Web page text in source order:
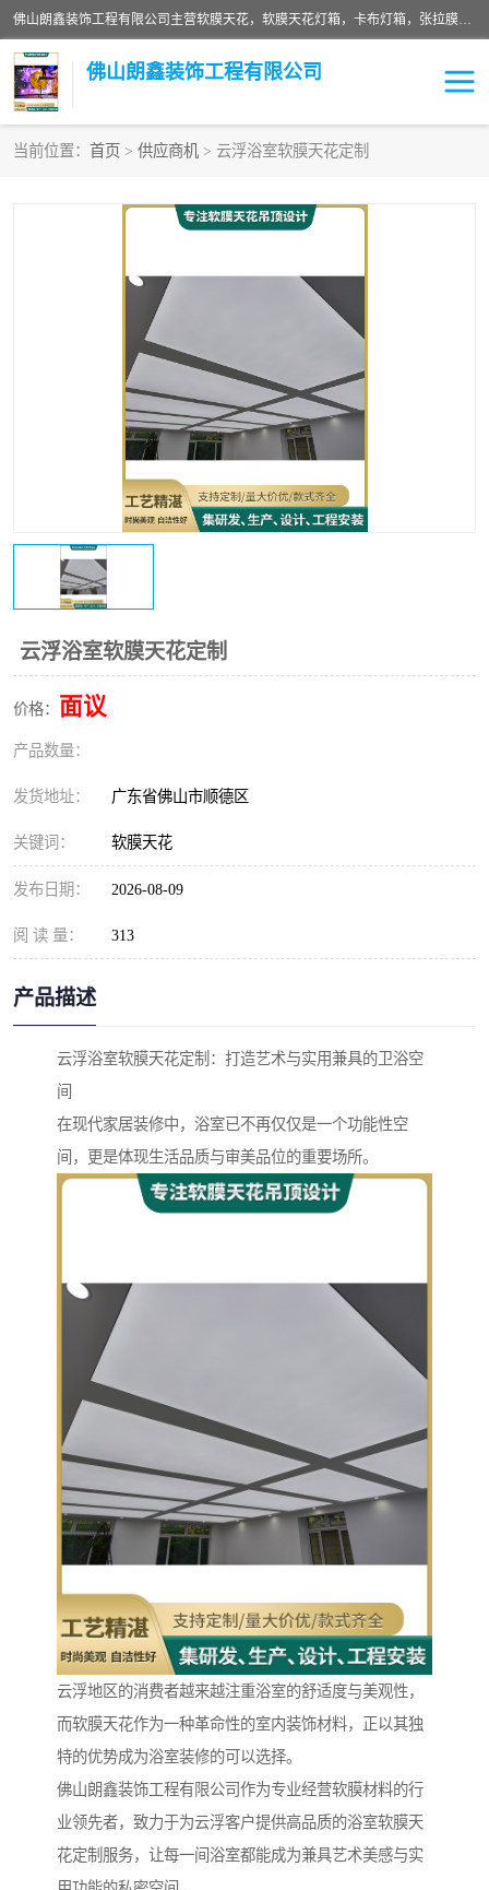
佛山朗鑫装饰工程有限公司主营软膜天花，软膜天花灯箱，卡布灯箱，张拉膜等产品，价格实惠，支持定制；公司专业装饰铺面，家居，会展特装，软膜等工程，技能精良人员，安装快、价格合理，质量保证、热诚与各方有识人士合作，欢迎新老客户来电咨询。
佛山朗鑫装饰工程有限公司
当前位置： 首页 > 供应商机 > 云浮浴室软膜天花定制
云浮浴室软膜天花定制
价格： 面议
产品数量：
发货地址： 广东省佛山市顺德区
关键词： 软膜天花
发布日期： 2026-08-09
阅 读 量： 313
产品描述
云浮浴室软膜天花定制：打造艺术与实用兼具的卫浴空
间
在现代家居装修中，浴室已不再仅仅是一个功能性空
间，更是体现生活品质与审美品位的重要场所。
云浮地区的消费者越来越注重浴室的舒适度与美观性，
而软膜天花作为一种革命性的室内装饰材料，正以其独
特的优势成为浴室装修的可以选择。
佛山朗鑫装饰工程有限公司作为专业经营软膜材料的行
业领先者，致力于为云浮客户提供高品质的浴室软膜天
花定制服务，让每一间浴室都能成为兼具艺术美感与实